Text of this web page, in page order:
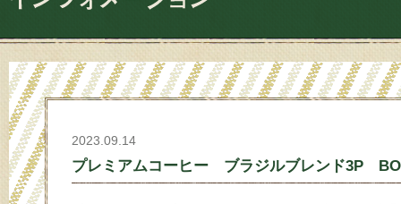
2023.09.14
プレミアムコーヒー ブラジルブレンド3P